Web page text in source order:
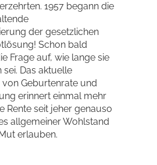
1957 begann die
der gesetzlichen
Schon bald
Frage auf, wie lange sie
Das aktuelle
von Geburtenrate und
erinnert einmal mehr
Rente seit jeher genauso
allgemeiner Wohlstand
erlauben.